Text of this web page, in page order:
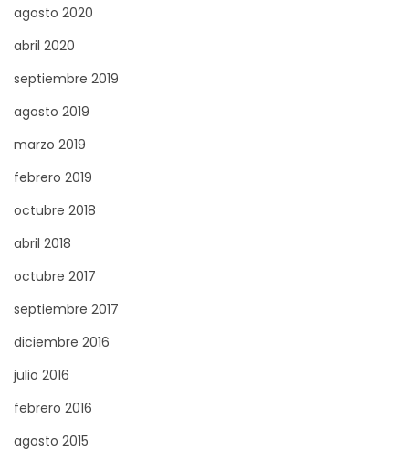
agosto 2020
abril 2020
septiembre 2019
agosto 2019
marzo 2019
febrero 2019
octubre 2018
abril 2018
octubre 2017
septiembre 2017
diciembre 2016
julio 2016
febrero 2016
agosto 2015